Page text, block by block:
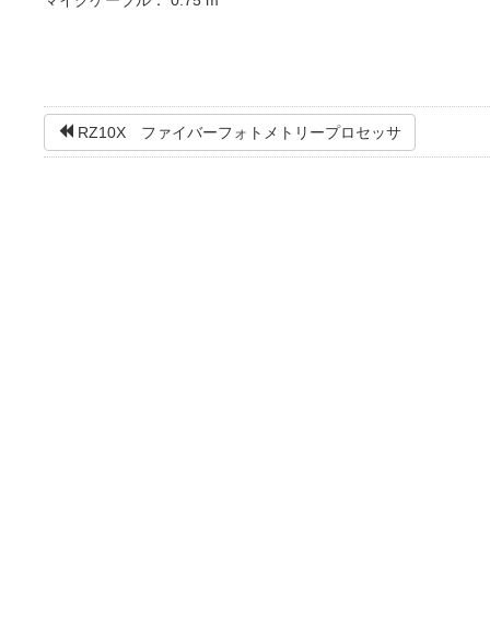
RZ10X ファイバーフォトメトリープロセッサ